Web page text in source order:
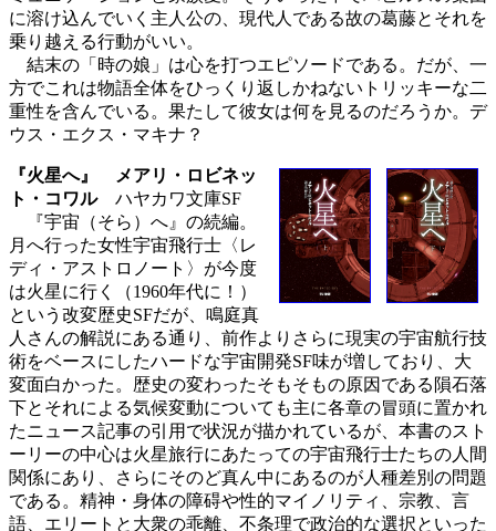
に溶け込んでいく主人公の、現代人である故の葛藤とそれを
乗り越える行動がいい。
結末の「時の娘」は心を打つエピソードである。だが、一
方でこれは物語全体をひっくり返しかねないトリッキーな二
重性を含んでいる。果たして彼女は何を見るのだろうか。デ
ウス・エクス・マキナ？
『火星へ』 メアリ・ロビネッ
ト・コワルハヤカワ文庫SF
『宇宙（そら）へ』の続編。
月へ行った女性宇宙飛行士〈レ
ディ・アストロノート〉が今度
は火星に行く（1960年代に！）
という改変歴史SFだが、鳴庭真
人さんの解説にある通り、前作よりさらに現実の宇宙航行技
術をベースにしたハードな宇宙開発SF味が増しており、大
変面白かった。歴史の変わったそもそもの原因である隕石落
下とそれによる気候変動についても主に各章の冒頭に置かれ
たニュース記事の引用で状況が描かれているが、本書のスト
ーリーの中心は火星旅行にあたっての宇宙飛行士たちの人間
関係にあり、さらにそのど真ん中にあるのが人種差別の問題
である。精神・身体の障碍や性的マイノリティ、宗教、言
語、エリートと大衆の乖離、不条理で政治的な選択といった